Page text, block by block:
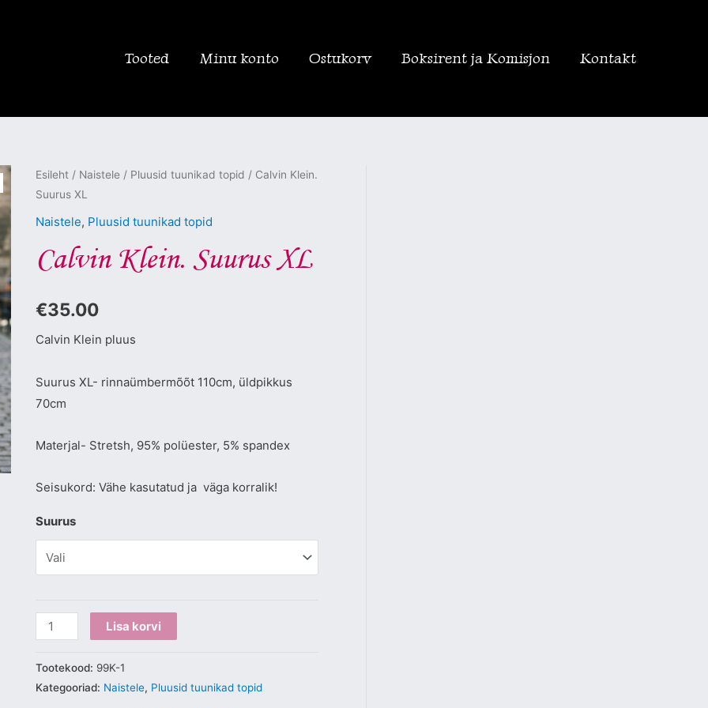
Tooted Minu konto Ostukorv Boksirent ja Komisjon Kontakt
Esileht / Naistele/ Pluusid tuunikad topid / Calvin Klein.
Suurus XL
Naistele, Pluusid tuunikad topid
Calvin Klein. Suurus XL
€35.00
Calvin Klein pluus
Suurus XL- rinnaümbermõõt 110cm, üldpikkus
70cm
Materjal- Stretsh, 95% polüester, 5% spandex
Seisukord: Vähe kasutatud ja väga korralik!
Suurus
Calvin
Klein.
Suurus
kogus
Lisa korvi
Tootekood: 99K-1
Kategooriad: Naistele, Pluusid tuunikad topid